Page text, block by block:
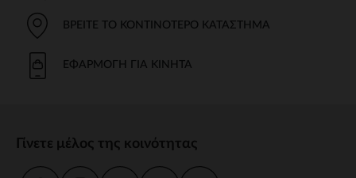
ΒΡΕΊΤΕ ΤΟ ΚΟΝΤΙΝΌΤΕΡΟ ΚΑΤΆΣΤΗΜΑ
ΕΦΑΡΜΟΓΉ ΓΙΑ ΚΙΝΗΤΆ
Γίνετε μέλος της κοινότητας